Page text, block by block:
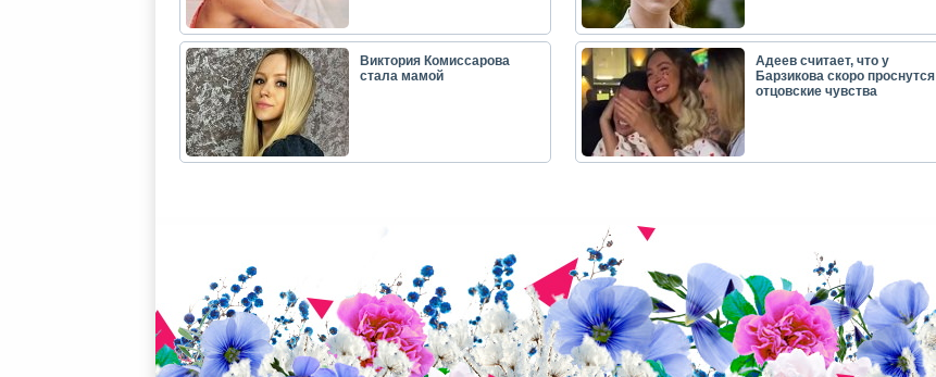
Виктория Комиссарова
стала мамой
Адеев считает, что у
Барзикова скоро проснутся
отцовские чувства